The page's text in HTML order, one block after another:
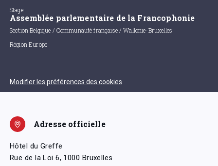
Stage
Assemblée parlementaire de la Francophonie
Section Belgique / Communauté française / Wallonie-Bruxelles
Région Europe
Modifier les préférences des cookies
Adresse officielle
Hôtel du Greffe
Rue de la Loi 6, 1000 Bruxelles